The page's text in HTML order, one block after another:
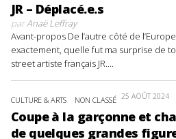
JR – Déplacé.e.s
parAnaë Leffray
Avant-propos De l’autre côté de
exactement, quelle fut ma surprise de
street artiste français JR....
CULTURE & ARTS NON CLASSÉ 25 AOÛT 2024
Coupe à la garçonne et
de quelques grandes